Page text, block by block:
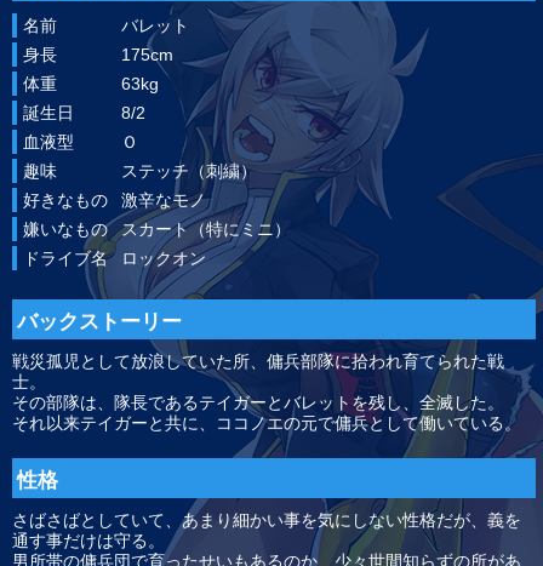
名前
バレット
身長
175cm
体重
63kg
誕生日
8/2
血液型
Ｏ
趣味
ステッチ（刺繍）
好きなもの
激辛なモノ
嫌いなもの
スカート（特にミニ）
ドライブ名
ロックオン
バックストーリー
戦災孤児として放浪していた所、傭兵部隊に拾われ育てられた戦
士。
その部隊は、隊長であるテイガーとバレットを残し、全滅した。
それ以来テイガーと共に、ココノエの元で傭兵として働いている。
性格
さばさばとしていて、あまり細かい事を気にしない性格だが、義を
通す事だけは守る。
男所帯の傭兵団で育ったせいもあるのか、少々世間知らずの所があ